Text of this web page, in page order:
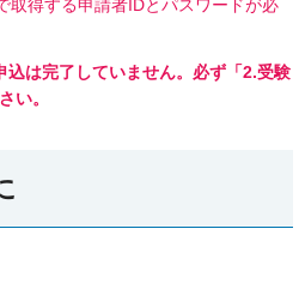
得する申請者IDとパスワードが必
は完了していません。 必ず「2.受験
い。